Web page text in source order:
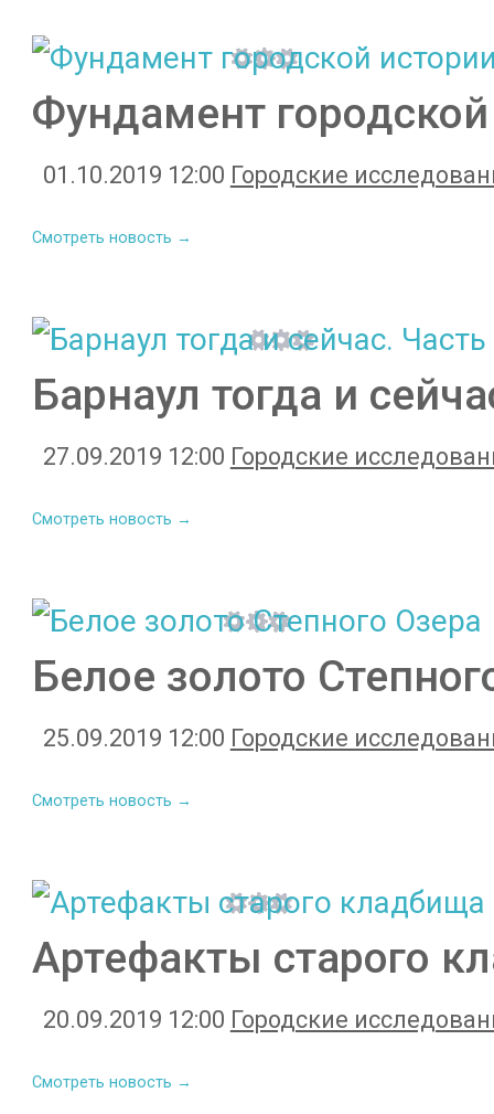
Фундамент
01.10.2019 12:00 Городские
Смотреть новость →
Барнаул тогда и
27.09.2019 12:00 Городские
Смотреть новость →
Белое золото
25.09.2019 12:00 Городские
Смотреть новость →
Артефакты старого
20.09.2019 12:00 Городские
Смотреть новость →